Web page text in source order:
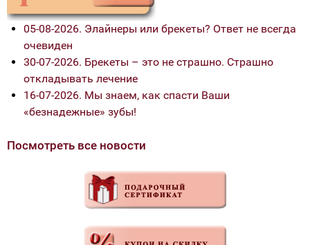
05-08-2026. Элайнеры или брекеты? Ответ не всегда
очевиден
30-07-2026. Брекеты – это не страшно. Страшно
откладывать лечение
16-07-2026. Мы знаем, как спасти Ваши
«безнадежные» зубы!
Посмотреть все новости